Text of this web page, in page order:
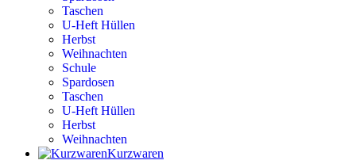
Taschen
U-Heft Hüllen
Herbst
Weihnachten
Schule
Spardosen
Taschen
U-Heft Hüllen
Herbst
Weihnachten
Kurzwaren